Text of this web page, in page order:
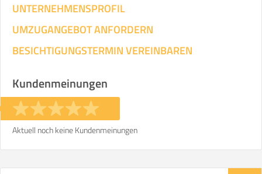
Mitarbeiter Zeit pro Mitarbeiter
KOSTENSCHÄTZUNG:
ICH MÖCHTE ANGEBOTE ANFORDERN
UNTERNEHMENSPROFIL
UMZUGANGEBOT ANFORDERN
BESICHTIGUNGSTERMIN VEREINBAREN
Kundenmeinungen
Aktuell noch keine Kundenmeinungen